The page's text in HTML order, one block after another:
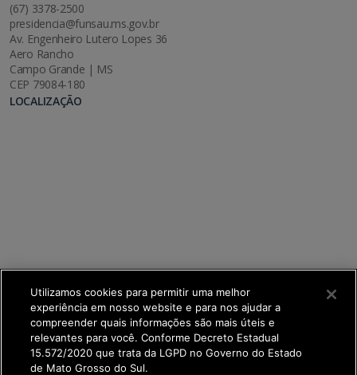
(67) 3378-2500
presidencia@funsau.ms.gov.br
Av. Engenheiro Lutero Lopes 36
Aero Rancho
Campo Grande | MS
CEP 79084-180
LOCALIZAÇÃO
Utilizamos cookies para permitir uma melhor
experiência em nosso website e para nos ajudar a
compreender quais informações são mais úteis e
relevantes para você. Conforme Decreto Estadual
15.572/2020 que trata da LGPD no Governo do Estado
de Mato Grosso do Sul.